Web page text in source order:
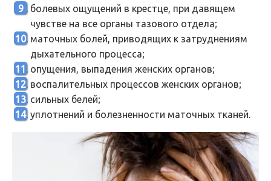
болевых ощущений в крестце, при давящем
чувстве на все органы тазового отдела;
маточных болей, приводящих к затруднениям
дыхательного процесса;
опущения, выпадения женских органов;
воспалительных процессов женских органов;
сильных белей;
уплотнений и болезненности маточных тканей.